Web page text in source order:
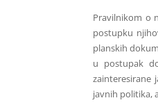
Pravilnikom o
postupku
planskih
u postupak
zainteresirane
javnih politika,